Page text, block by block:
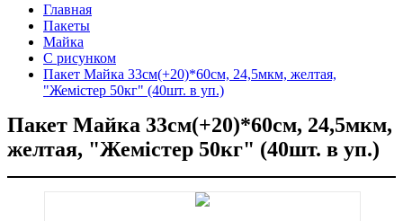
Главная
Пакеты
Майка
С рисунком
Пакет Майка 33см(+20)*60см, 24,5мкм, желтая,
"Жемістер 50кг" (40шт. в уп.)
Пакет Майка 33см(+20)*60см, 24,5мкм,
желтая, "Жемістер 50кг" (40шт. в уп.)